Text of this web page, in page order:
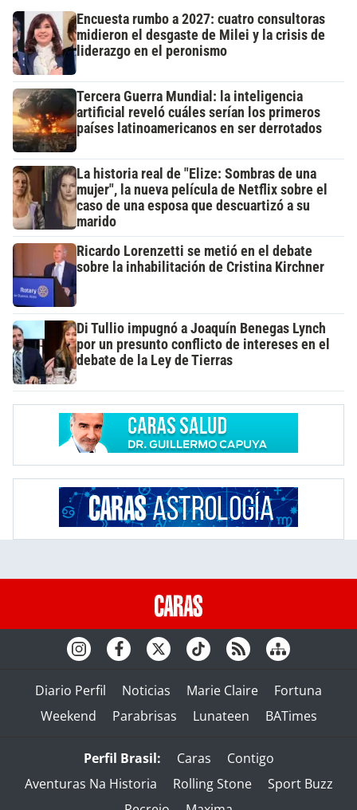
Encuesta rumbo a 2027: cuatro consultoras
midieron el desgaste de Milei y la crisis de
liderazgo en el peronismo
Tercera Guerra Mundial: la inteligencia
artificial reveló cuáles serían los primeros
países latinoamericanos en ser derrotados
La historia real de "Elize: Sombras de una
mujer", la nueva película de Netflix sobre el
caso de una esposa que descuartizó a su
marido
Ricardo Lorenzetti se metió en el debate
sobre la inhabilitación de Cristina Kirchner
Di Tullio impugnó a Joaquín Benegas Lynch
por un presunto conflicto de intereses en el
debate de la Ley de Tierras
Diario Perfil Noticias Marie Claire
Fortuna
Weekend
Parabrisas Lunateen BATimes
Perfil Brasil: Caras
Contigo
Aventuras Na Historia
Rolling Stone
Sport Buzz